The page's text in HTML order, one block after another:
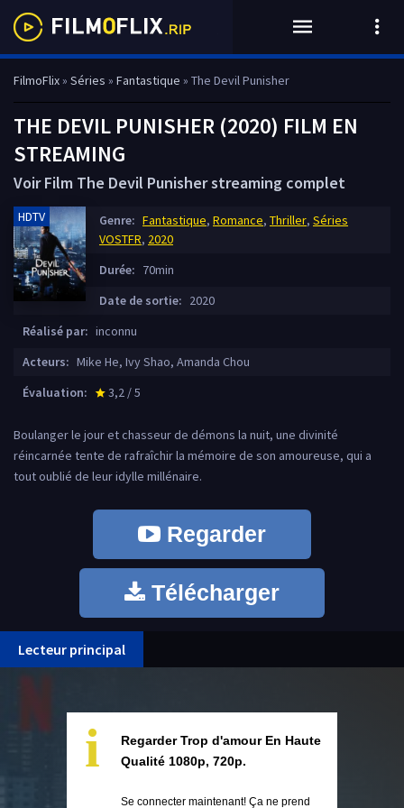
FilmoFlix» Séries » Fantastique » The Devil Punisher
THE DEVIL PUNISHER (2020) FILM EN
STREAMING
Voir Film The Devil Punisher streaming complet
HDTV Genre: Fantastique, Romance, Thriller, Séries
VOSTFR, 2020
Durée: 70min
Date de sortie: 2020
Réalisé par: inconnu
Acteurs: Mike He, Ivy Shao, Amanda Chou
Évaluation:
star_rate
3,2 / 5
Boulanger le jour et chasseur de démons la nuit, une divinité
réincarnée tente de rafraîchir la mémoire de son amoureuse, qui a
tout oublié de leur idylle millénaire.
Regarder
Télécharger
Lecteur principal
i
Regarder Trop d'amour En Haute
Qualité 1080p, 720p.
Se connecter maintenant! Ça ne prend